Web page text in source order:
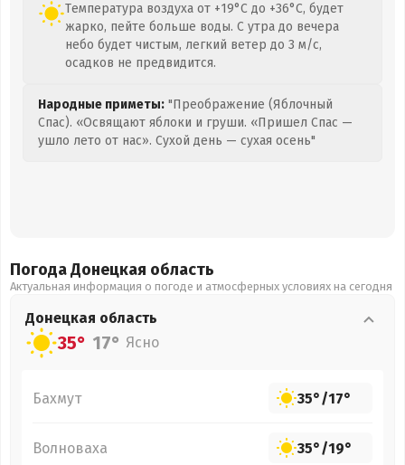
Температура воздуха от +19°C до +36°C, будет
жарко, пейте больше воды. С утра до вечера
небо будет чистым, легкий ветер до 3 м/с,
осадков не предвидится.
Народные приметы: "Преображение (Яблочный
Спас). «Освящают яблоки и груши. «Пришел Спас —
ушло лето от нас». Сухой день — сухая осень"
Погода Донецкая область
Актуальная информация о погоде и атмосферных условиях на сегодня
Донецкая область
35° 17° Ясно
Бахмут 35°/17°
Волноваха 35°/19°